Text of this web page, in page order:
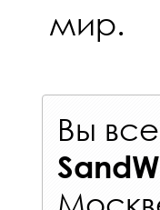
мир.
Вы